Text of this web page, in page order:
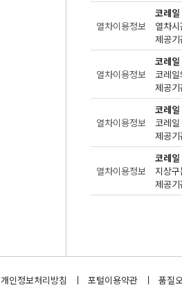
열차이용정보
코레
제공
열차이용정보
코레
코레
제공
열차이용정보
코레
제공
열차이용정보
코레
지상
제공
개인정보처리방침 포털이용약관 품질